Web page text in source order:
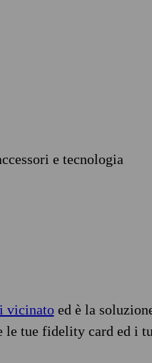
e tecnologia
vicinatoed è la
tue fidelity card ed i